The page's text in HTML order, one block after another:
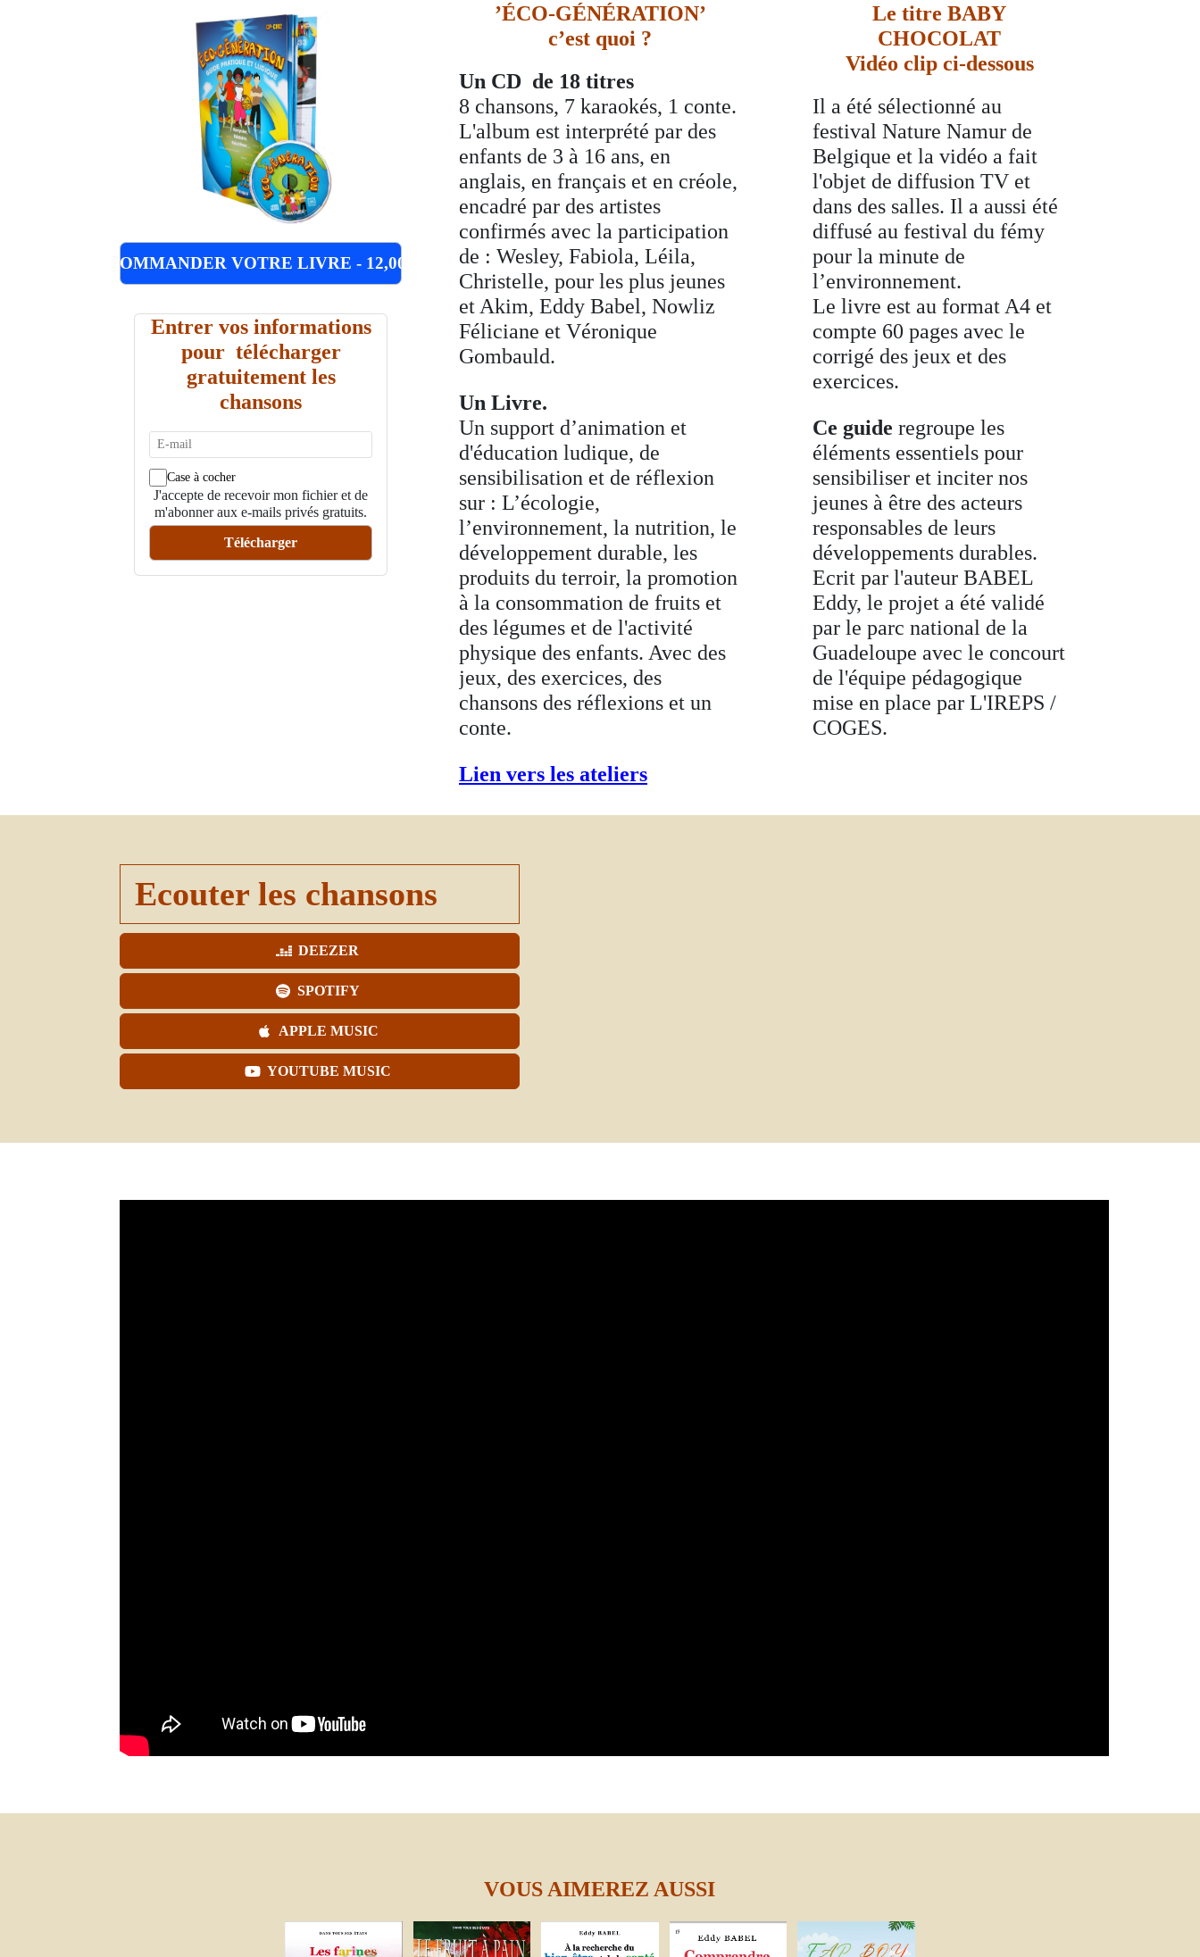
COMMANDER VOTRE LIVRE - 12,00€
Entrer vos informations
pour télécharger
gratuitement les
chansons
Case à cocher
J'accepte de recevoir mon fichier et de
m'abonner aux e-mails privés gratuits.
Télécharger
’ÉCO-GÉNÉRATION’
c’est quoi ?
Un CD de 18 titres
8 chansons, 7 karaokés, 1 conte.
L'album est interprété par des
enfants de 3 à 16 ans, en
anglais, en français et en créole,
encadré par des artistes
confirmés avec la participation
de : Wesley, Fabiola, Léila,
Christelle, pour les plus jeunes
et Akim, Eddy Babel, Nowliz
Féliciane et Véronique
Gombauld.
Un Livre.
Un support d’animation et
d'éducation ludique, de
sensibilisation et de réflexion
sur : L’écologie,
l’environnement, la nutrition, le
développement durable, les
produits du terroir, la promotion
à la consommation de fruits et
des légumes et de l'activité
physique des enfants. Avec des
jeux, des exercices, des
chansons des réflexions et un
conte.
Lien vers les ateliers
Le titre BABY
CHOCOLAT
Vidéo clip ci-dessous
Il a été sélectionné au
festival Nature Namur de
Belgique et la vidéo a fait
l'objet de diffusion TV et
dans des salles. Il a aussi été
diffusé au festival du fémy
pour la minute de
l’environnement.
Le livre est au format A4 et
compte 60 pages avec le
corrigé des jeux et des
exercices.
Ce guide regroupe les
éléments essentiels pour
sensibiliser et inciter nos
jeunes à être des acteurs
responsables de leurs
développements durables.
Ecrit par l'auteur BABEL
Eddy, le projet a été validé
par le parc national de la
Guadeloupe avec le concourt
de l'équipe pédagogique
mise en place par L'IREPS /
COGES.
Ecouter les chansons
DEEZER
SPOTIFY
APPLE MUSIC
YOUTUBE MUSIC
VOUS AIMEREZ AUSSI